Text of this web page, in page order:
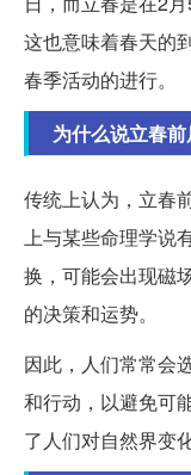
这也意味着春天的
春季活动的进行。
为什么说立春
传统上认为，立春
上与某些命理学说
换，可能会出现磁
的决策和运势。
因此，人们常常会
和行动，以避免可
了人们对自然界变